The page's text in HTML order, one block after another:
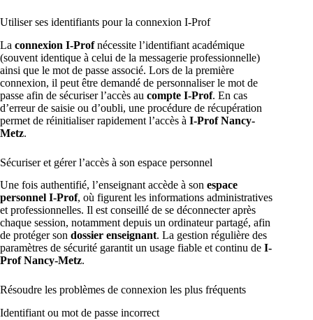
Utiliser ses identifiants pour la connexion I-Prof
La connexion I-Profnécessite l’identifiant académique
(souvent identique à celui de la messagerie professionnelle)
ainsi que le mot de passe associé. Lors de la première
connexion, il peut être demandé de personnaliser le mot de
passe afin de sécuriser l’accès au compte I-Prof. En cas
d’erreur de saisie ou d’oubli, une procédure de récupération
permet de réinitialiser rapidement l’accès à I-Prof Nancy-
Metz.
Sécuriser et gérer l’accès à son espace personnel
Une fois authentifié, l’enseignant accède à son espace
personnel I-Prof, où figurent les informations administratives
et professionnelles. Il est conseillé de se déconnecter après
chaque session, notamment depuis un ordinateur partagé, afin
de protéger son dossier enseignant. La gestion régulière des
paramètres de sécurité garantit un usage fiable et continu de I-
Prof Nancy-Metz.
Résoudre les problèmes de connexion les plus fréquents
Identifiant ou mot de passe incorrect